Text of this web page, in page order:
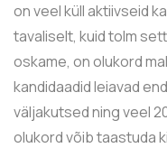
on veel küll aktiivseid
tavaliselt, kuid tolm
oskame, on olukord
kandidaadid leiavad
väljakutsed ning veel
olukord võib taastuda